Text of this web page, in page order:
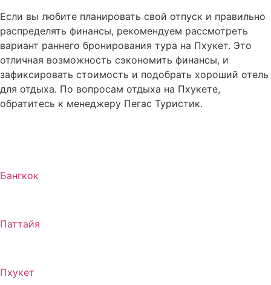
Если вы любите планировать свой отпуск и правильно
распределять финансы, рекомендуем рассмотреть
вариант раннего бронирования тура на Пхукет. Это
отличная возможность сэкономить финансы, и
зафиксировать стоимость и подобрать хороший отель
для отдыха. По вопросам отдыха на Пхукете,
обратитесь к менеджеру Пегас Туристик.
Бангкок
Паттайя
Пхукет